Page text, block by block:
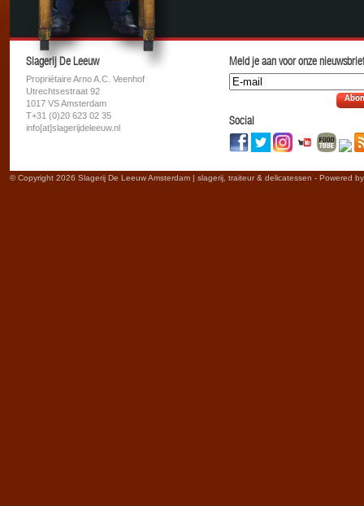
Slagerij De Leeuw
Propriétaire Arno A.C. Veenhof
Utrechtsestraat 92
1017 VS Amsterdam
T+31 (0)20 623 02 35
info[at]slagerijdeleeuw.nl
Meld je aan voor onze
Social
© Copyright 2026 Slagerij De Leeuw Amsterdam | slagerij, traiteur & delicatessen - Powered